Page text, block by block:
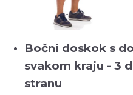
Bočni doskok s
svakom kraju - 3
stranu